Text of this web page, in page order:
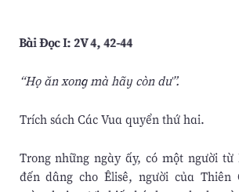
Bài Ðọc I: 2V 4, 42-44
“Họ ăn xong mà hãy còn dư”.
Trích sách Các Vua quyển thứ hai.
Trong những ngày ấy, có một người từ
đến dâng cho Êlisê, người của Thiên